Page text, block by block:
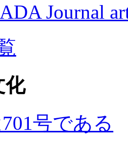
Journal
化
号である